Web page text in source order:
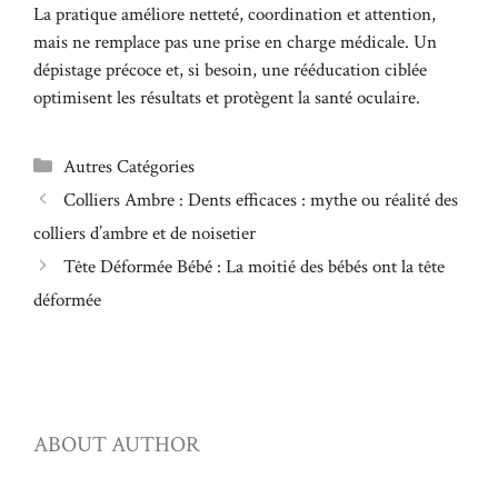
La pratique améliore netteté, coordination et attention,
mais ne remplace pas une prise en charge médicale. Un
dépistage précoce et, si besoin, une rééducation ciblée
optimisent les résultats et protègent la santé oculaire.
Catégories
Autres Catégories
Colliers Ambre : Dents efficaces : mythe ou réalité des
colliers d’ambre et de noisetier
Tête Déformée Bébé : La moitié des bébés ont la tête
déformée
ABOUT AUTHOR